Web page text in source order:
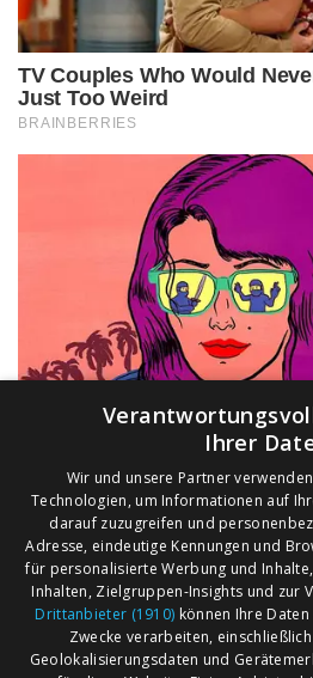
Ihrer
Wir und unsere Partner
Technologien, um Informationen auf
darauf zuzugreifen und
Adresse, eindeutige Kennungen und
für personalisierte Werbung und
Inhalten, Zielgruppen-Insights und zur
Drittanbieter (1910) können Ihre
Zwecke verarbeiten,
Geolokalisierungsdaten und